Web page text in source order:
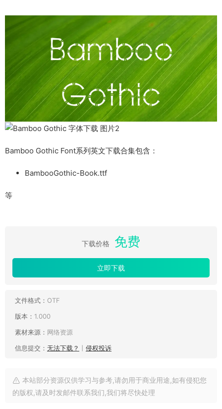
Bamboo Gothic Font系列英文下载合集包含：
BambooGothic-Book.ttf
等
下载价格 免费
立即下载
文件格式： OTF
版本： 1.000
素材来源： 网络资源
信息提交： 无法下载？ 侵权投诉
本站部分资源仅供学习与参考,请勿用于商业用途,如有侵犯您
的版权,请及时发邮件联系我们,我们将尽快处理